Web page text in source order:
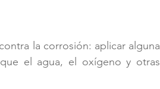
la corrosión: aplicar alguna
el agua, el oxígeno y otras